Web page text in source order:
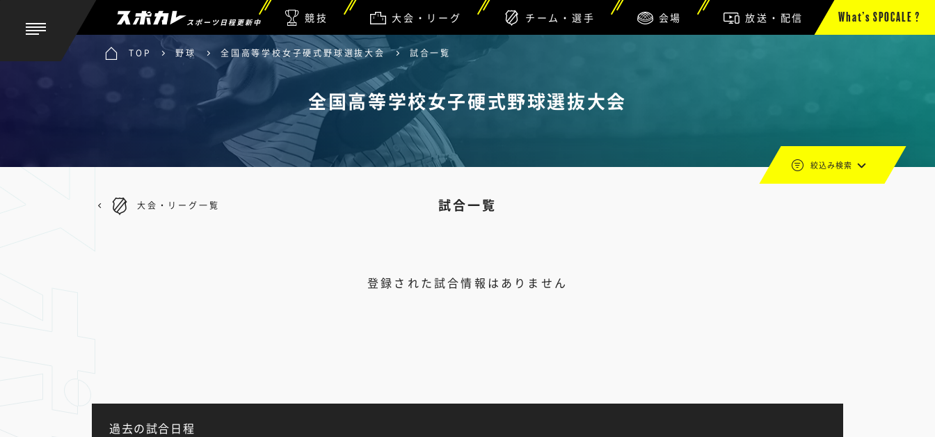
スポーツ日程更新中 競技 大会・リーグ チーム・選手 会場 放送・配信 What’s SPOCALE ?
TOP 野球 全国高等学校女子硬式野球選抜大会 試合一覧
全国高等学校女子硬式野球選抜大会
試合一覧
絞込み検索
大会・リーグ一覧
登録された試合情報はありません
過去の試合日程